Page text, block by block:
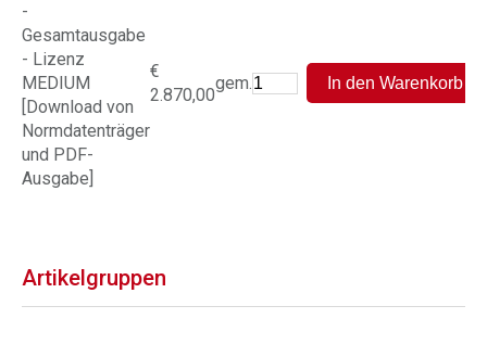
-
Gesamtausgabe
- Lizenz
MEDIUM
[Download von
Normdatenträger
und PDF-
Ausgabe]
€
2.870,00
gem.
Artikelgruppen